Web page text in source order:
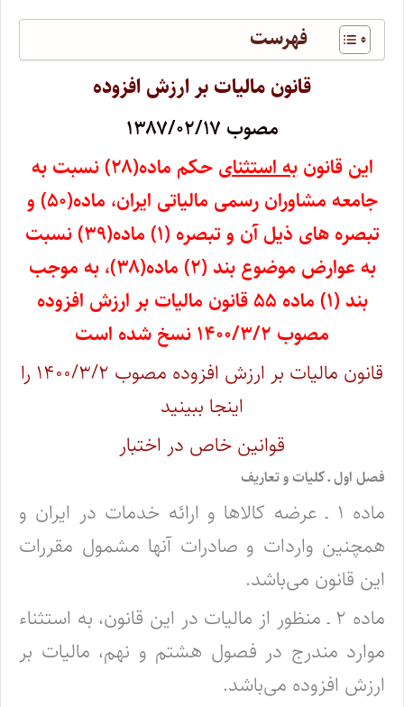
فهرست
قانون مالیات بر ارزش افزوده
مصوب ۱۳۸۷/۰۲/۱۷
این قانونبه استثنای
حکم ماده‌(۲۸) نسبت به
جامعه مشاوران رسمی مالیاتی ایران، ماده‌(۵۰) و
تبصره­ های ذیل آن و تبصره (۱) ماده‌(۳۹) نسبت
به عوارض موضوع بند (۲) ماده‌(۳۸)، به موجب
بند (۱) ماده ۵۵ قانون مالیات بر ارزش افزوده
مصوب ۱۴۰۰/۳/۲ نسخ شده است
قانون مالیات بر ارزش افزوده مصوب ۱۴۰۰/۳/۲ را
اینجا ببینید
قوانین خاص در اختبار
فصل اول ـ کلیات و تعاریف
ماده ۱ ـ عرضه کالاها و ارائه خدمات در ایران و
همچنین واردات و صادرات آنها مشمول مقررات
این قانون می‌باشد.
ماده ۲ ـ منظور از مالیات در این قانون، به استثناء
موارد مندرج در فصول هشتم و نهم، مالیات بر
ارزش افزوده می‌باشد.